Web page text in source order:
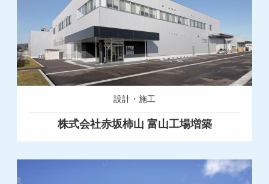
設計・施工
株式会社赤坂柿山 富山工場増築